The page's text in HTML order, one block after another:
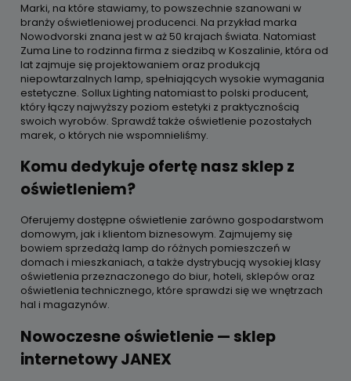
Marki, na które stawiamy, to powszechnie szanowani w
branży oświetleniowej producenci. Na przykład marka
Nowodvorski znana jest w aż 50 krajach świata. Natomiast
Zuma Line to rodzinna firma z siedzibą w Koszalinie, która od
lat zajmuje się projektowaniem oraz produkcją
niepowtarzalnych lamp, spełniających wysokie wymagania
estetyczne. Sollux Lighting natomiast to polski producent,
który łączy najwyższy poziom estetyki z praktycznością
swoich wyrobów. Sprawdź także oświetlenie pozostałych
marek, o których nie wspomnieliśmy.
Komu dedykuje ofertę nasz sklep z
oświetleniem?
Oferujemy dostępne oświetlenie zarówno gospodarstwom
domowym, jak i klientom biznesowym. Zajmujemy się
bowiem sprzedażą lamp do różnych pomieszczeń w
domach i mieszkaniach, a także dystrybucją wysokiej klasy
oświetlenia przeznaczonego do biur, hoteli, sklepów oraz
oświetlenia technicznego, które sprawdzi się we wnętrzach
hal i magazynów.
Nowoczesne oświetlenie — sklep
internetowy JANEX